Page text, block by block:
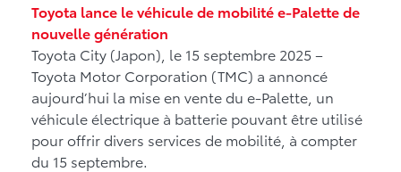
Toyota lance le véhicule de mobilité e-Palette de
nouvelle génération
Toyota City (Japon), le 15 septembre 2025 –
Toyota Motor Corporation (TMC) a annoncé
aujourd’hui la mise en vente du e-Palette, un
véhicule électrique à batterie pouvant être utilisé
pour offrir divers services de mobilité, à compter
du 15 septembre.